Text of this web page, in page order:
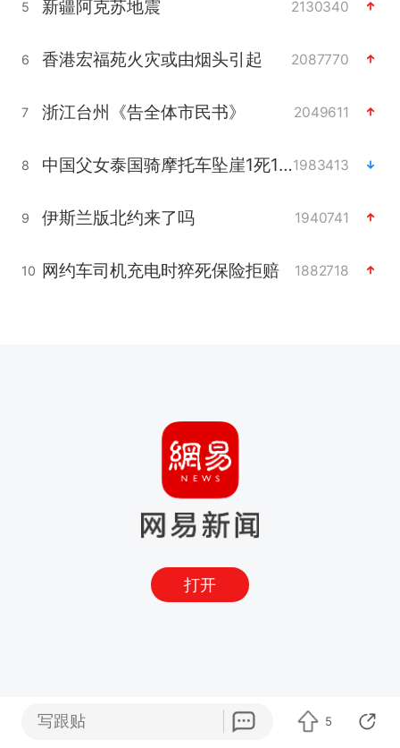
5 新疆阿克苏地震 2130340
6 香港宏福苑火灾或由烟头引起 2087770
7 浙江台州《告全体市民书》 2049611
8 中国父女泰国骑摩托车坠崖1死1伤1983413
9 伊斯兰版北约来了吗 1940741
10 网约车司机充电时猝死保险拒赔 1882718
打开
写跟贴 5